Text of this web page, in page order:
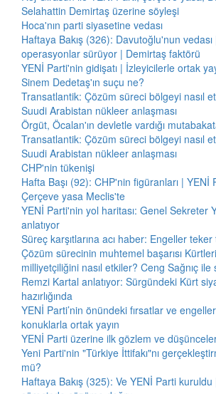
Selahattin Demirtaş üzerine söyleşi
Hoca'nın parti siyasetine vedası
Haftaya Bakış (326): Davutoğlu'nun
operasyonlar sürüyor | Demirtaş faktörü
YENİ Parti'nin gidişatı | İzleyicilerle ortak
Sinem Dedetaş'ın suçu ne?
Transatlantik: Çözüm süreci bölgeyi nasıl
Suudi Arabistan nükleer anlaşması
Örgüt, Öcalan'ın devletle vardığı
Transatlantik: Çözüm süreci bölgeyi nasıl
Suudi Arabistan nükleer anlaşması
CHP'nin tükenişi
Hafta Başı (92): CHP'nin figüranları | YENİ
Çerçeve yasa Meclis'te
YENİ Parti'nin yol haritası: Genel Sekreter
anlatıyor
Süreç karşıtlarına acı haber: Engeller teker
Çözüm sürecinin muhtemel başarısı
milliyetçiliğini nasıl etkiler? Ceng Sağnıç ile
Remzi Kartal anlatıyor: Sürgündeki Kürt
hazırlığında
YENİ Parti’nin önündeki fırsatlar ve
konuklarla ortak yayın
YENİ Parti üzerine ilk gözlem ve
Yeni Parti'nin "Türkiye İttifakı"nı
mü?
Haftaya Bakış (325): Ve YENİ Parti